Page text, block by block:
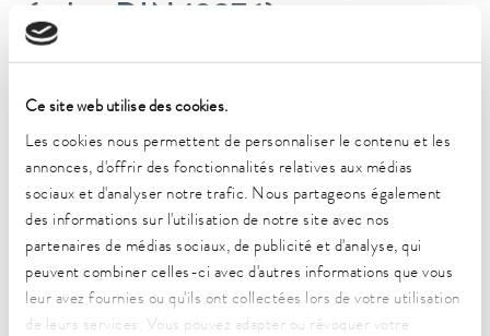
Ce site web utilise des cookies.
Les cookies nous permettent de personnaliser le contenu et les
annonces, d'offrir des fonctionnalités relatives aux médias
sociaux et d'analyser notre trafic. Nous partageons également
des informations sur l'utilisation de notre site avec nos
partenaires de médias sociaux, de publicité et d'analyse, qui
peuvent combiner celles-ci avec d'autres informations que vous
leur avez fournies ou qu'ils ont collectées lors de votre utilisation
de leurs services. Vous pouvez adapter ou révoquer votre
(selon DIN 12876)
-90 ... 120 °C
Plage de température ambiante
5 ... 40 °C
Constance de la température
0,05 ± K
Puissance de chauffe max.
3,5 kW